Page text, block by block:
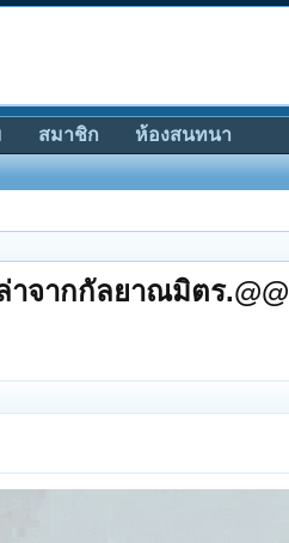
าจากกัลยาณมิตร.@@
สมาชิก ห้องสนทนา